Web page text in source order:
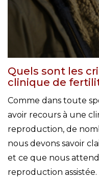
Quels sont les
clinique de
Comme dans toute
avoir recours à une
reproduction, de
nous devons savoir
et ce que nous
reproduction